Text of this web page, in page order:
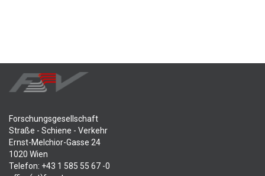
Forschungsgesellschaft
Straße - Schiene - Verkehr
Ernst-Melchior-Gasse 24
1020 Wien
Telefon: +43 1 585 55 67 -0